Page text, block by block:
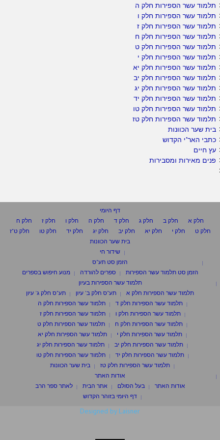
תלמוד עשר הספירות חלק ה
תלמוד עשר הספירות חלק ו
תלמוד עשר הספירות חלק ז
תלמוד עשר הספירות חלק ח
תלמוד עשר הספירות חלק ט
תלמוד עשר הספירות חלק י
תלמוד עשר הספירות חלק יא
תלמוד עשר הספירות חלק יב
תלמוד עשר הספירות חלק יג
תלמוד עשר הספירות חלק יד
תלמוד עשר הספירות חלק טו
תלמוד עשר הספירות חלק טז
בית שער הכוונות
כתבי האר"י הקדוש
עץ חיים
פנים מאירות ומסבירות
דף היומי
חלק א
חלק ב חלק ג חלק ד חלק ה חלק ו חלק ז
חלק ח
חלק ט
חלק י חלק יא חלק יב חלק יג חלק יד חלק טו
חלק ט"ז
בית שער הכוונות
שידור חי
הזמן סט תע"ס
הזמן סט תלמוד עשר הספירות
ספרים להורדה
מנוע חיפוש בספרים
תלמוד עשר הספירות בעיון
תלמוד עשר הספירות חלק א
תע"ס חלק ב' עיון
תע"ס חלק ג' עיון
תלמוד עשר הספירות חלק ד
תלמוד עשר הספירות חלק ה
תלמוד עשר הספירות חלק ו
תלמוד עשר הספירות חלק ז
תלמוד עשר הספירות חלק ח
תלמוד עשר הספירות חלק ט
תלמוד עשר הספירות חלק י
תלמוד עשר הספירות חלק יא
תלמוד עשר הספירות חלק יב
תלמוד עשר הספירות חלק יג
תלמוד עשר הספירות חלק יד
תלמוד עשר הספירות חלק טו
תלמוד עשר הספירות חלק טז
בית שער הכוונות
אודות האתר
אודות האתר
בעל הסולם אתר הבית
לאתר ספר הרב
דף היומי בזוהר הקדוש
Designed by Laisner